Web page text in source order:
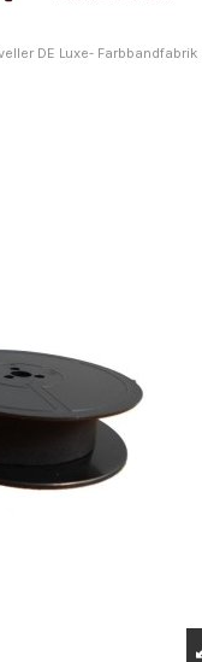
DE Luxe- Farbbandfabrik